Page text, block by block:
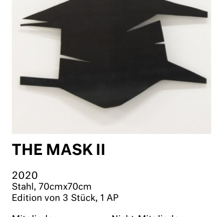
THE MASK II
2020
Stahl, 70cmx70cm
Edition von 3 Stück, 1 AP